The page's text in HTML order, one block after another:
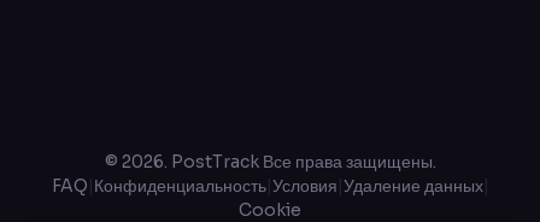
© 2026. PostTrack Все права защищены.
FAQ|Конфиденциальность|Условия|Удаление данных|
Cookie